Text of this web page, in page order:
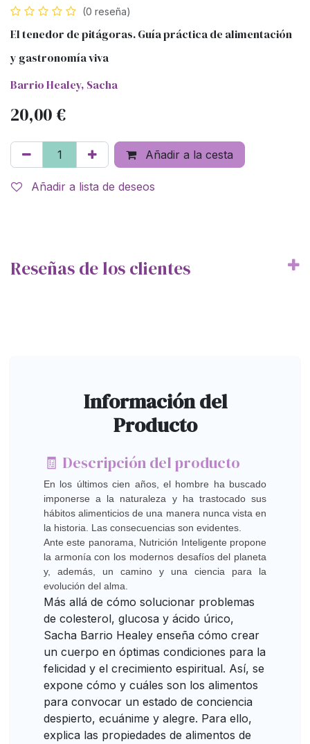
(0 reseña)
El tenedor de pitágoras. Guía práctica de alimentación
y gastronomía viva
Barrio Healey, Sacha
20,00€
Añadir a la cesta
Añadir a lista de deseos
Reseñas de los clientes
Información del
Producto
🧾 Descripción del producto
En los últimos cien años, el hombre ha buscado
imponerse a la naturaleza y ha trastocado sus
hábitos alimenticios de una manera nunca vista en
la historia. Las consecuencias son evidentes.
Ante este panorama, Nutrición Inteligente propone
la armonía con los modernos desafíos del planeta
y, además, un camino y una ciencia para la
evolución del alma.
Más allá de cómo solucionar problemas
de colesterol, glucosa y ácido úrico,
Sacha Barrio Healey enseña cómo crear
un cuerpo en óptimas condiciones para la
felicidad y el crecimiento espiritual. Así, se
expone cómo y cuáles son los alimentos
para convocar un estado de conciencia
despierto, ecuánime y alegre. Para ello,
explica las propiedades de alimentos de